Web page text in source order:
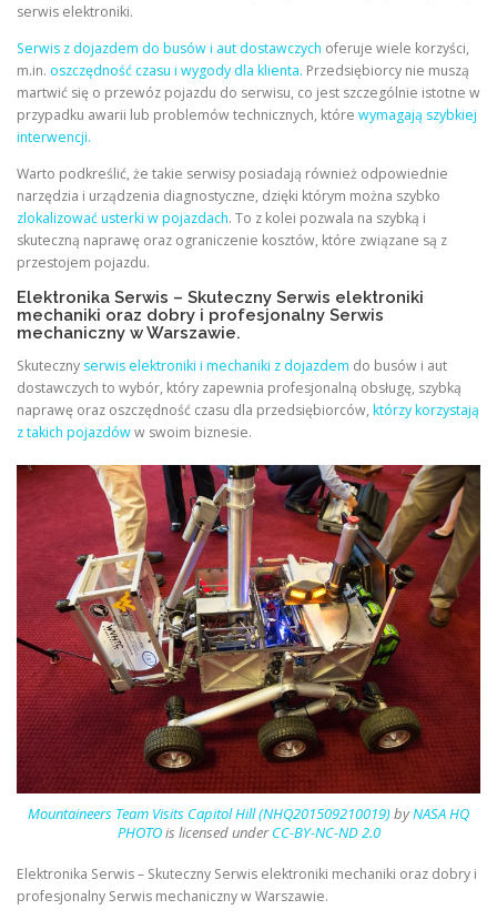
serwis elektroniki.
Serwis z dojazdem do busów i aut dostawczych oferuje wiele korzyści,
m.in. oszczędność czasu i wygody dla klienta. Przedsiębiorcy nie muszą
martwić się o przewóz pojazdu do serwisu, co jest szczególnie istotne w
przypadku awarii lub problemów technicznych, które wymagają szybkiej
interwencji.
Warto podkreślić, że takie serwisy posiadają również odpowiednie
narzędzia i urządzenia diagnostyczne, dzięki którym można szybko
zlokalizować usterki w pojazdach. To z kolei pozwala na szybką i
skuteczną naprawę oraz ograniczenie kosztów, które związane są z
przestojem pojazdu.
Elektronika Serwis – Skuteczny Serwis elektroniki
mechaniki oraz dobry i profesjonalny Serwis
mechaniczny w Warszawie.
Skuteczny serwis elektroniki i mechaniki z dojazdem do busów i aut
dostawczych to wybór, który zapewnia profesjonalną obsługę, szybką
naprawę oraz oszczędność czasu dla przedsiębiorców, którzy korzystają
z takich pojazdóww swoim biznesie.
Mountaineers Team Visits Capitol Hill (NHQ201509210019)byNASA HQ
PHOTOis licensed underCC-BY-NC-ND 2.0
Elektronika Serwis – Skuteczny Serwis elektroniki mechaniki oraz dobry i
profesjonalny Serwis mechaniczny w Warszawie.